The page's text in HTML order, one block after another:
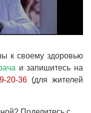
к своему здоровью
и запишитесь на
20-36 (для жителей